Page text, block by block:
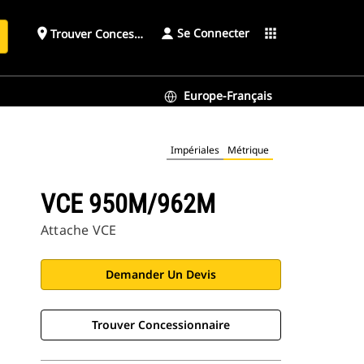
place Trouver ConcessionnaireSe Connecter apps
Europe-Français
Impériales Métrique
VCE 950M/962M
Attache VCE
Demander Un Devis
Trouver Concessionnaire